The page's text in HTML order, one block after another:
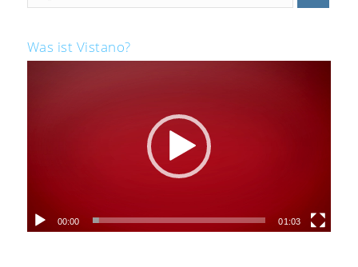
Was ist Vistano?
00:00 01:03